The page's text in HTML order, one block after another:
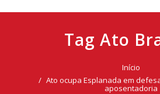
Tag Ato
Início
Ato ocupa Esplanada em
aposentadoria